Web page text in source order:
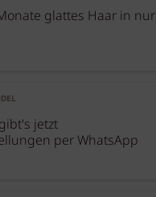
glattes Haar in nur
jetzt
per WhatsApp